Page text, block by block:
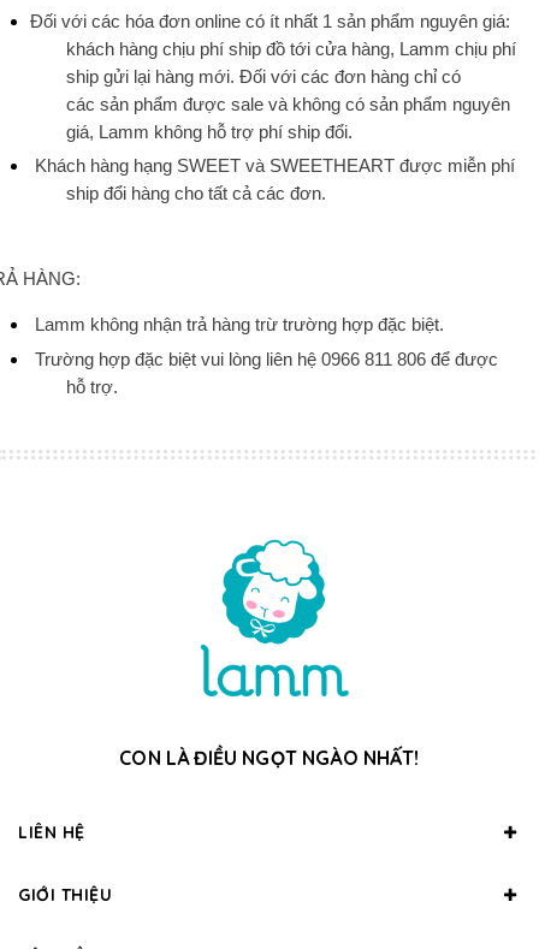
Đối với các hóa đơn online có ít nhất 1 sản phẩm nguyên giá:
khách hàng chịu phí ship đồ tới cửa hàng, Lamm chịu phí
ship gửi lại hàng mới. Đối với các đơn hàng chỉ có
các sản phẩm được sale và không có sản phẩm nguyên
giá, Lamm không hỗ trợ phí ship đổi.
Khách hàng hạng SWEETvàSWEETHEART được miễn phí
ship đổi hàng cho tất cả các đơn.
HÀNG:
Lamm không nhận trả hàng trừ trường hợp đặc biệt.
Trường hợp đặc biệt vui lòng liên hệ 0966 811 806 để được
hỗ trợ.
CON LÀ ĐIỀU NGỌT NGÀO NHẤT!
LIÊN HỆ
GIỚI THIỆU